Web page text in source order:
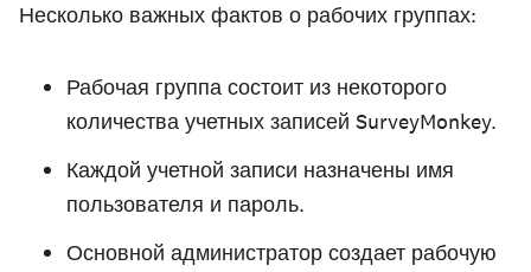
Несколько важных фактов о рабочих группах:
Рабочая группа состоит из некоторого
количества учетных записей SurveyMonkey.
Каждой учетной записи назначены имя
пользователя и пароль.
Основной администратор создает рабочую